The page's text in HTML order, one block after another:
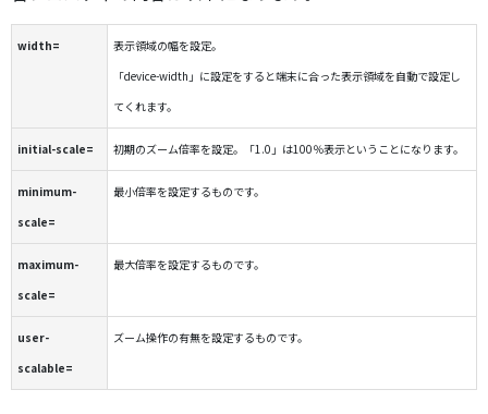
width=
表示領域の幅を設定。
「device-width」に設定をすると端末に合った表示領域を自動で設定し
てくれます。
initial-scale= 初期のズーム倍率を設定。「1.0」は100％表示ということになります。
minimum-
scale=
最小倍率を設定するものです。
maximum-
scale=
最大倍率を設定するものです。
user-
scalable=
ズーム操作の有無を設定するものです。